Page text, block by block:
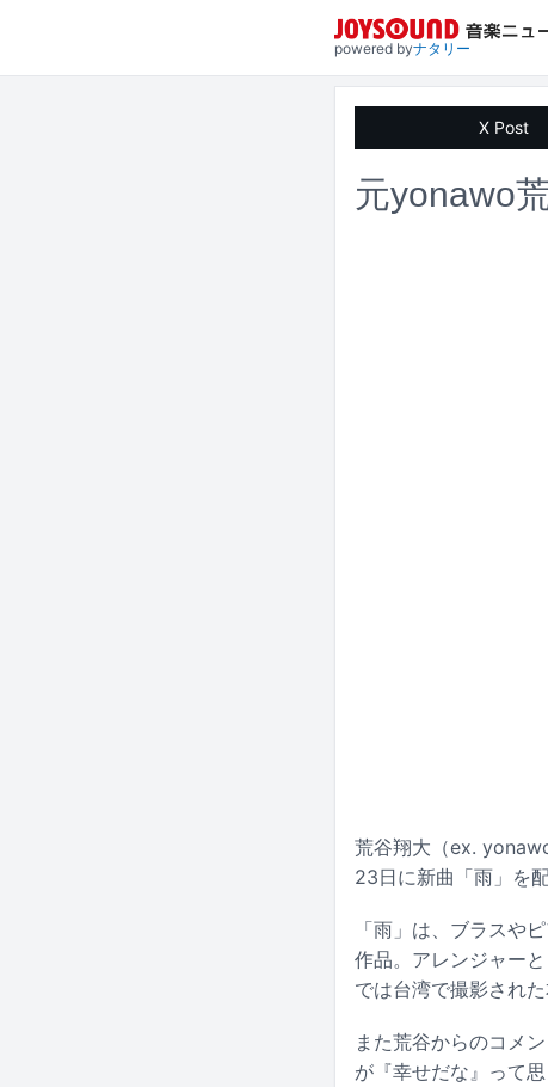
powered byナタリー
X Post
元yonawo
荒谷翔大（ex.
23日に新曲「雨」を
「雨」は、ブラスや
作品。アレンジャー
では台湾で撮影され
また荒谷からのコメ
が『幸せだな』って